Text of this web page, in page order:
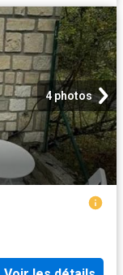
4 photos